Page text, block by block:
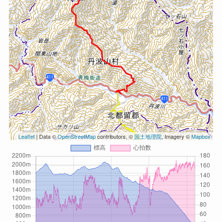
Leaflet| Data ©OpenStreetMapcontributors, ©国土地理院, Imagery ©Mapbox